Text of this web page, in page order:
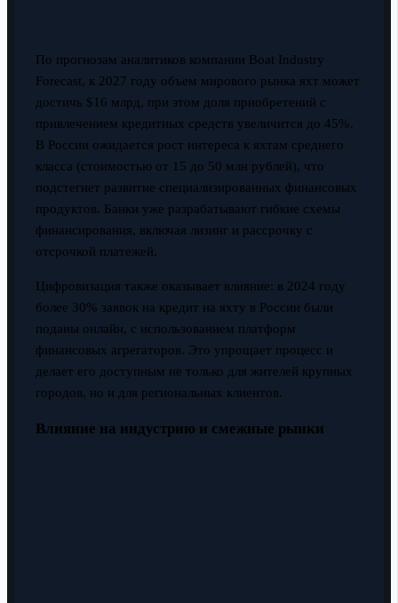
По прогнозам аналитиков компании Boat Industry
Forecast, к 2027 году объем мирового рынка яхт может
достичь $16 млрд, при этом доля приобретений с
привлечением кредитных средств увеличится до 45%.
В России ожидается рост интереса к яхтам среднего
класса (стоимостью от 15 до 50 млн рублей), что
подстегнет развитие специализированных финансовых
продуктов. Банки уже разрабатывают гибкие схемы
финансирования, включая лизинг и рассрочку с
отсрочкой платежей.
Цифровизация также оказывает влияние: в 2024 году
более 30% заявок на кредит на яхту в России были
поданы онлайн, с использованием платформ
финансовых агрегаторов. Это упрощает процесс и
делает его доступным не только для жителей крупных
городов, но и для региональных клиентов.
Влияние на индустрию и смежные рынки